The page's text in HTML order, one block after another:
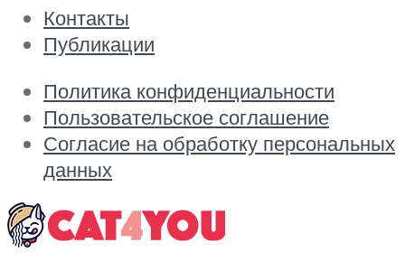
Контакты
Публикации
Политика конфиденциальности
Пользовательское соглашение
Согласие на обработку персональных
данных